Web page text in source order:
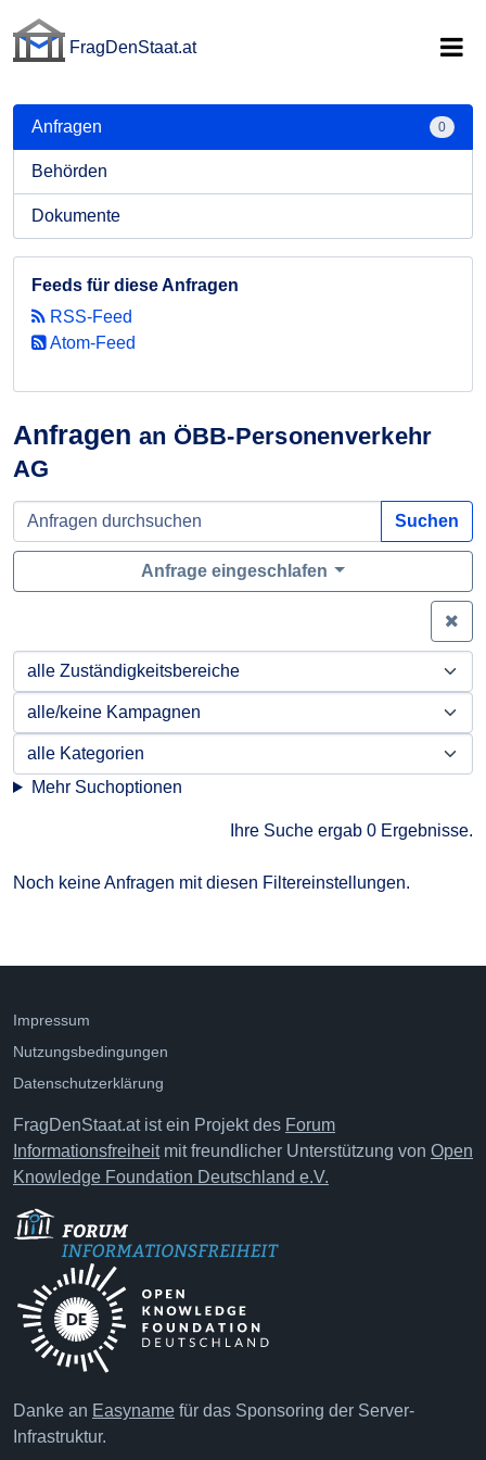
FragDenStaat.at
Anfragen an ÖBB-Personenverkehr
AG
Suchen
Anfrage eingeschlafen
Mehr Suchoptionen
Ihre Suche ergab 0 Ergebnisse.
Noch keine Anfragen mit diesen Filtereinstellungen.
Anfragen 0
Behörden
Dokumente
Feeds für diese Anfragen
RSS-Feed
Atom-Feed
Impressum
Nutzungsbedingungen
Datenschutzerklärung
FragDenStaat.at ist ein Projekt des Forum
Informationsfreiheitmit freundlicher Unterstützung von Open
Knowledge Foundation Deutschland e.V.
Danke an Easyname für das Sponsoring der Server-
Infrastruktur.